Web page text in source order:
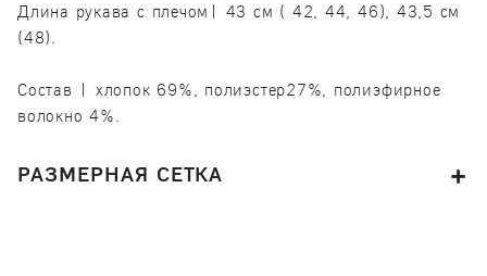
Длина рукава с плечом| 43 см ( 42, 44, 46), 43,5 см
(48).
Состав | хлопок 69%, полиэстер27%, полиэфирное
волокно 4%.
РАЗМЕРНАЯ СЕТКА